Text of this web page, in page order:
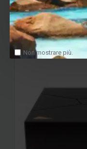
Non mostrare più.
ULTIMI VISITATI